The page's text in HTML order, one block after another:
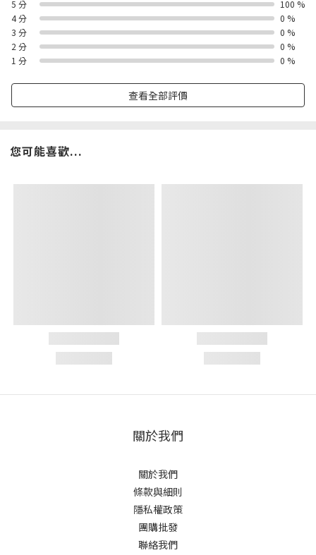
5 分
100 %
4 分
0 %
3 分
0 %
2 分
0 %
1 分
0 %
查看全部評價
您可能喜歡...
關於我們
關於我們
條款與細則
隱私權政策
團購批發
聯絡我們